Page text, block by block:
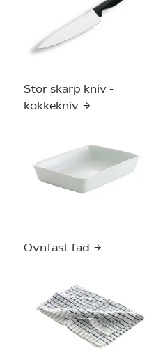
Stor skarp kniv -
kokkekniv
Ovnfast fad